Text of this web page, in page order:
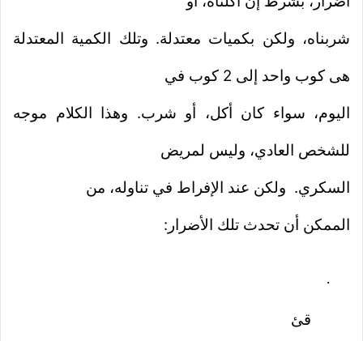
شربناه، ولكن بكميات معتدلة. وتلك الكمية المعتدلة
هى كوب واحد إلى 2 كوب في
اليوم، سواء كان أكل، أو شرب. وهذا الكلام موجه
للشخص العادي، وليس لمريض
السكري. ولكن عند الإفراط في تناوله، من
الممكن أن تحدث تلك الأضرار:
·
قئ